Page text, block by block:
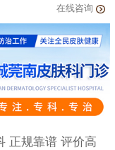
在线咨询
正规靠谱 评价高